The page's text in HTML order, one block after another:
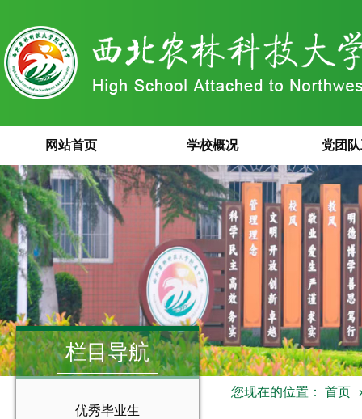
网站首页 学校概况 党团
栏目导航
优秀毕业生
您现在的位置： 首页